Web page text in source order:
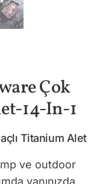
Çok
14-In-1
Titanium Alet
ve outdoor
yanınızda